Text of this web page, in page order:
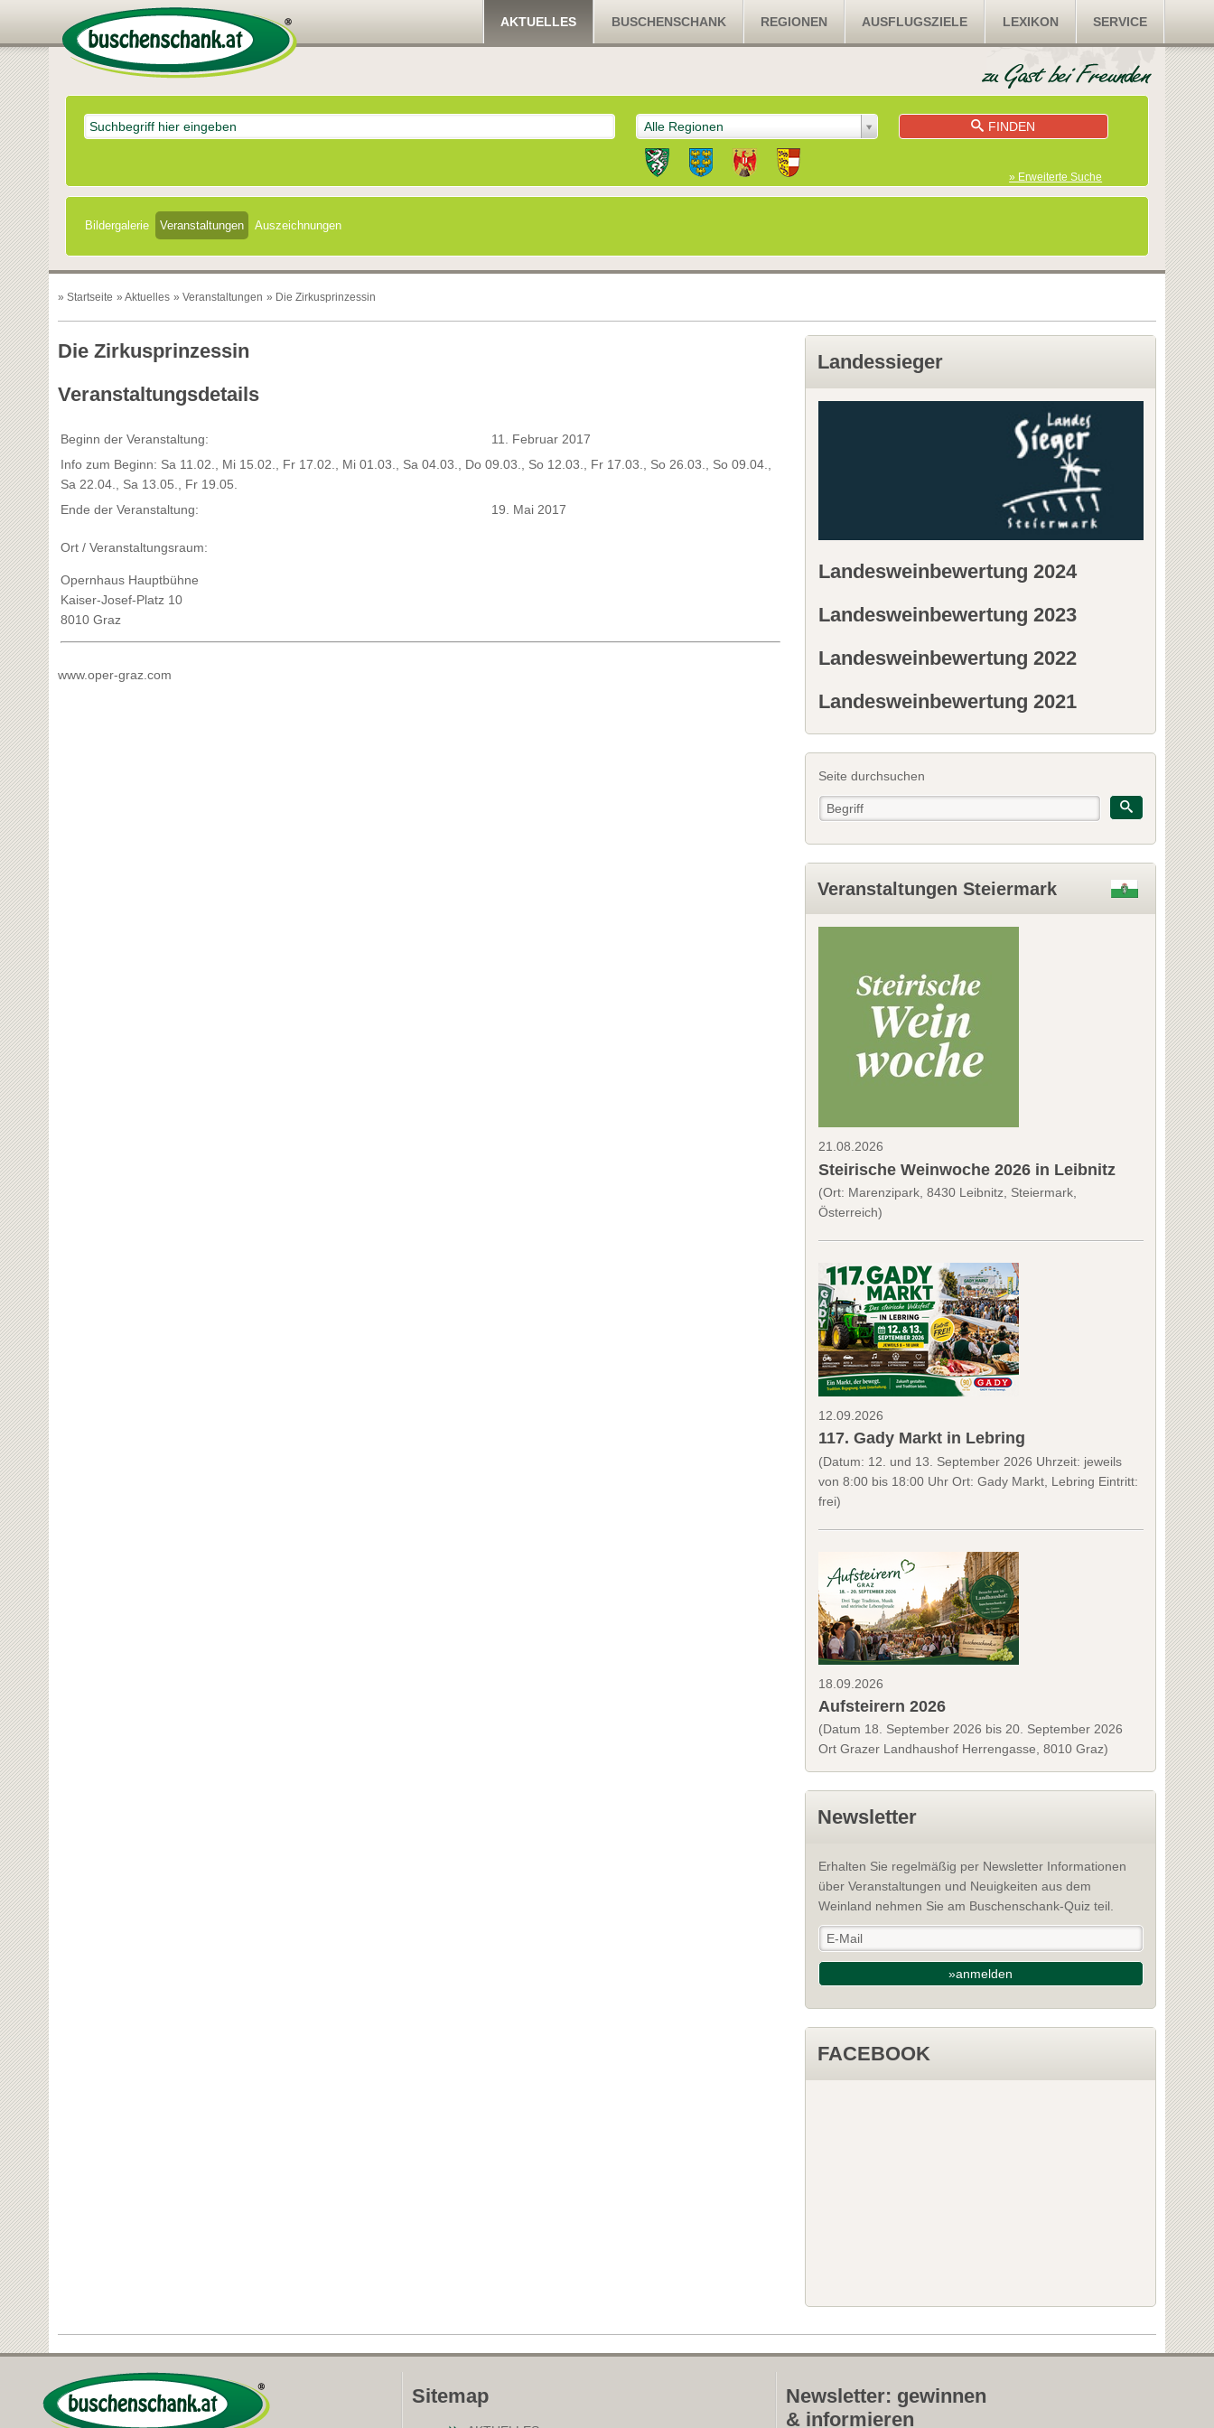
AKTUELLES BUSCHENSCHANK REGIONEN AUSFLUGSZIELE LEXIKON SERVICE
Alle Regionen FINDEN
» Erweiterte Suche
Bildergalerie Veranstaltungen Auszeichnungen
» Startseite » Aktuelles » Veranstaltungen » Die Zirkusprinzessin
Die Zirkusprinzessin
Veranstaltungsdetails
Beginn der Veranstaltung:
11. Februar 2017
Info zum Beginn: Sa 11.02., Mi 15.02., Fr 17.02., Mi 01.03., Sa 04.03., Do 09.03., So 12.03., Fr 17.03., So 26.03., So 09.04.,
Sa 22.04., Sa 13.05., Fr 19.05.
Ende der Veranstaltung:
19. Mai 2017
Ort / Veranstaltungsraum:
Opernhaus Hauptbühne
Kaiser-Josef-Platz 10
8010 Graz
www.oper-graz.com
Landessieger
Landesweinbewertung 2024
Landesweinbewertung 2023
Landesweinbewertung 2022
Landesweinbewertung 2021
Seite durchsuchen
Veranstaltungen Steiermark
21.08.2026
Steirische Weinwoche 2026 in Leibnitz
(Ort: Marenzipark, 8430 Leibnitz, Steiermark,
Österreich)
12.09.2026
117. Gady Markt in Lebring
(Datum: 12. und 13. September 2026 Uhrzeit: jeweils
von 8:00 bis 18:00 Uhr Ort: Gady Markt, Lebring Eintritt:
frei)
18.09.2026
Aufsteirern 2026
(Datum 18. September 2026 bis 20. September 2026
Ort Grazer Landhaushof Herrengasse, 8010 Graz)
Newsletter
Erhalten Sie regelmäßig per Newsletter Informationen
über Veranstaltungen und Neuigkeiten aus dem
Weinland nehmen Sie am Buschenschank-Quiz teil.
»anmelden
FACEBOOK
Sitemap
Newsletter: gewinnen
& informieren